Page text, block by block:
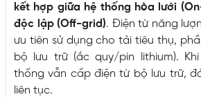
kết hợp giữa hệ thống hòa lưới
độc lập (Off-grid). Điện từ năng
ưu tiên sử dụng cho tải tiêu thụ,
bộ lưu trữ (ắc quy/pin lithium).
thống vẫn cấp điện từ bộ lưu trữ,
liên tục.